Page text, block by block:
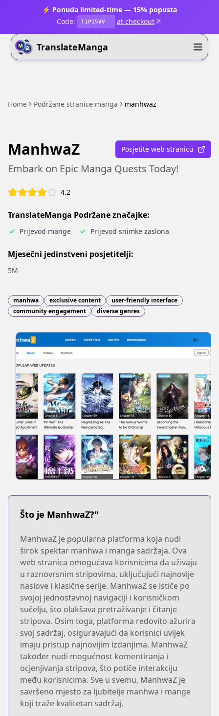
⚡ Ponuda limited-time — 15% popusta
Code:
T1P15VV at checkout
TranslateManga
Home Podržane stranice manga manhwaz
ManhwaZ Posjetite web stranicu
Embark on Epic Manga Quests Today!
4.2
TranslateManga Podržane značajke:
Prijevod mange Prijevod snimke zaslona
Mjesečni jedinstveni posjetitelji:
5M
manhwa exclusive content
user-friendly interface
community engagement
diverse genres
Što je ManhwaZ?"
ManhwaZ je popularna platforma koja nudi
širok spektar manhwa i manga sadržaja. Ova
web stranica omogućava korisnicima da uživaju
u raznovrsnim stripovima, uključujući najnovije
naslove i klasične serije. ManhwaZ se ističe po
svojoj jednostavnoj navigaciji i korisničkom
sučelju, što olakšava pretraživanje i čitanje
stripova. Osim toga, platforma redovito ažurira
svoj sadržaj, osiguravajući da korisnici uvijek
imaju pristup najnovijim izdanjima. ManhwaZ
također nudi mogućnost komentiranja i
ocjenjivanja stripova, što potiče interakciju
među korisnicima. Sve u svemu, ManhwaZ je
savršeno mjesto za ljubitelje manhwa i mange
koji traže kvalitetan sadržaj.